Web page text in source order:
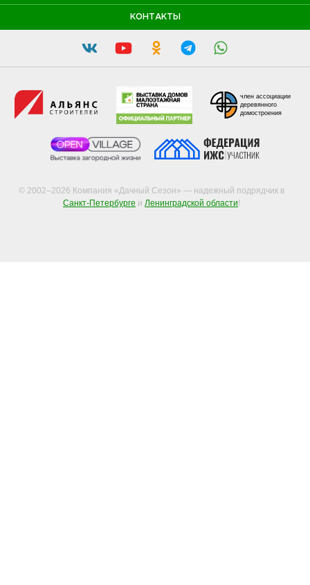
КОНТАКТЫ
© 2002–2026 Компания «Дачный Сезон» — надежный подрядчик в
Санкт-Петербурге и Ленинградской области!
член ассоциации
деревянного
домостроения